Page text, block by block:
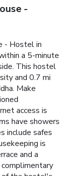
-
- Hostel in
a 5-minute
This hostel
and 0.7 mi
Make
access is
have showers
include safes
is
and a
complimentary